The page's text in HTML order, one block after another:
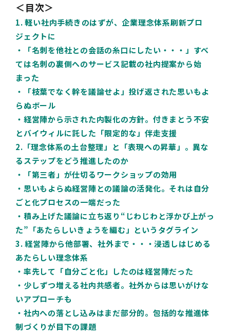
＜目次＞
1. 軽い社内手続きのはずが、企業理念体系刷新プロ
ジェクトに
・「名刺を他社との会話の糸口にしたい・・・」すべ
ては名刺の裏側へのサービス記載の社内提案から始
まった
・「枝葉でなく幹を議論せよ」投げ返された思いもよ
らぬボール
・経営陣から示された内製化の方針。付きまとう不安
とバイウィルに託した「限定的な」伴走支援
2.「理念体系の土台整理」と「表現への昇華」。異な
るステップをどう推進したのか
・「第三者」が仕切るワークショップの効用
・思いもよらぬ経営陣との議論の活発化。それは自分
ごと化プロセスの一端だった
・積み上げた議論に立ち返り“じわじわと浮かび上がっ
た”「あたらしいきょうを編む」というタグライン
3. 経営陣から他部署、社外まで・・・浸透しはじめる
あたらしい理念体系
・率先して「自分ごと化」したのは経営陣だった
・少しずつ増える社内共感者。社外からは思いがけな
いアプローチも
・社内への落とし込みはまだ部分的。包括的な推進体
制づくりが目下の課題